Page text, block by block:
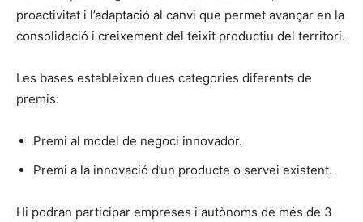
proactivitat i l’adaptació al canvi que permet avançar en la
consolidació i creixement del teixit productiu del territori.
Les bases estableixen dues categories diferents de
premis:
Premi al model de negoci innovador.
Premi a la innovació d’un producte o servei existent.
Hi podran participar empreses i autònoms de més de 3